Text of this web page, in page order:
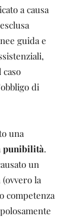
a causa
guida e
di
una
punibilità.
un
(ovvero la
competenza